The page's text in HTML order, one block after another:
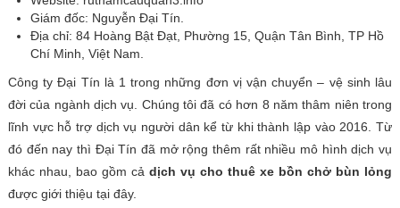
Giám đốc: Nguyễn Đại Tín.
Địa chỉ: 84 Hoàng Bật Đạt, Phường 15, Quận Tân Bình, TP Hồ
Chí Minh, Việt Nam.
Công ty Đại Tín là 1 trong những đơn vị vận chuyển – vệ sinh lâu
đời của ngành dịch vụ. Chúng tôi đã có hơn 8 năm thâm niên trong
lĩnh vực hỗ trợ dịch vụ người dân kể từ khi thành lập vào 2016. Từ
đó đến nay thì Đại Tín đã mở rộng thêm rất nhiều mô hình dịch vụ
khác nhau, bao gồm cả dịch vụ cho thuê xe bồn chở bùn lỏng
được giới thiệu tại đây.